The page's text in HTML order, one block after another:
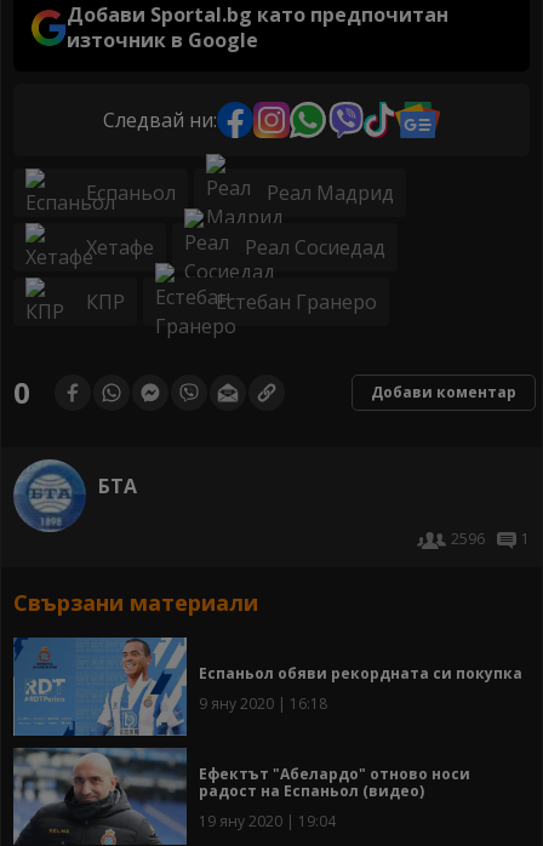
Добави Sportal.bg като предпочитан
източник в Google
Следвай ни:
Еспаньол Реал Мадрид
Хетафе Реал Сосиедад
КПР Естебан Гранеро
0 Добави коментар
БТА
2596 1
Свързани материали
Еспаньол обяви рекордната си покупка
9 яну 2020 | 16:18
Ефектът "Абелардо" отново носи
радост на Еспаньол (видео)
19 яну 2020 | 19:04